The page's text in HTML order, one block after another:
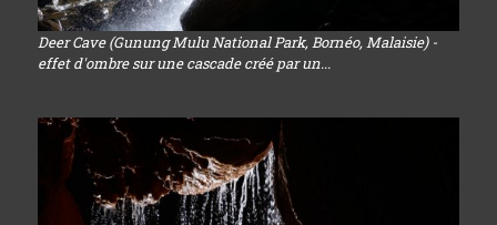
Deer Cave (Gunung Mulu National Park, Bornéo, Malaisie) -
effet d'ombre sur une cascade créé par un...